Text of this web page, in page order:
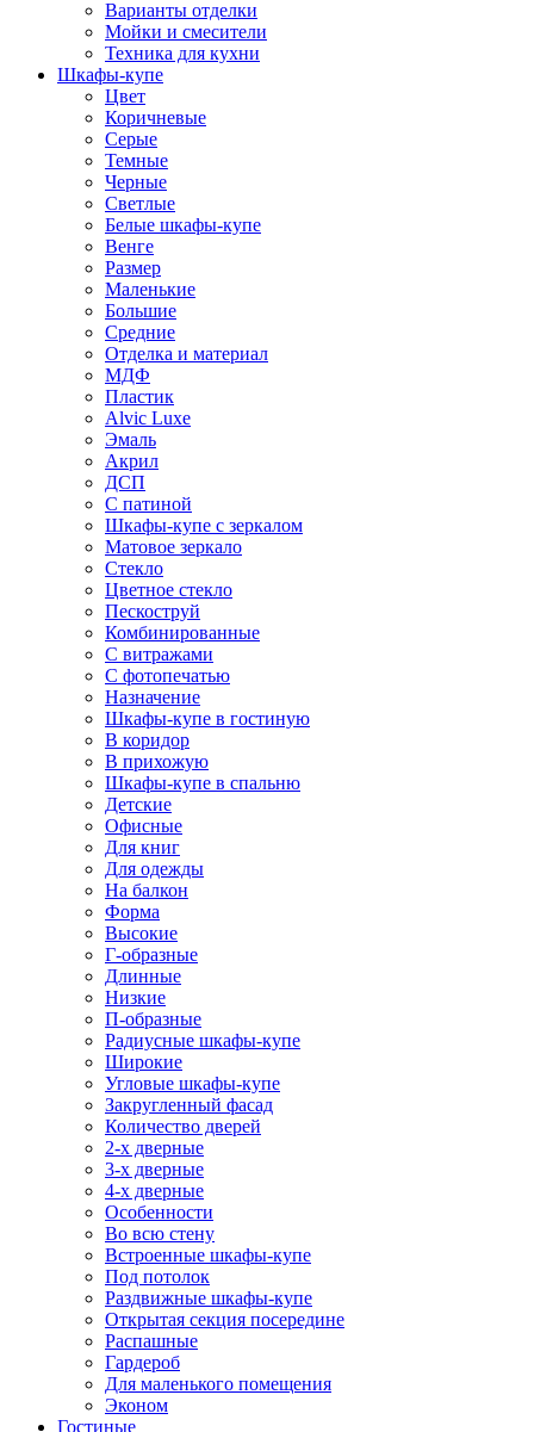
Варианты отделки
Мойки и смесители
Техника для кухни
Шкафы-купе
Цвет
Коричневые
Серые
Темные
Черные
Светлые
Белые шкафы-купе
Венге
Размер
Маленькие
Большие
Средние
Отделка и материал
МДФ
Пластик
Alvic Luxe
Эмаль
Акрил
ДСП
С патиной
Шкафы-купе с зеркалом
Матовое зеркало
Стекло
Цветное стекло
Пескоструй
Комбинированные
С витражами
С фотопечатью
Назначение
Шкафы-купе в гостиную
В коридор
В прихожую
Шкафы-купе в спальню
Детские
Офисные
Для книг
Для одежды
На балкон
Форма
Высокие
Г-образные
Длинные
Низкие
П-образные
Радиусные шкафы-купе
Широкие
Угловые шкафы-купе
Закругленный фасад
Количество дверей
2-х дверные
3-х дверные
4-х дверные
Особенности
Во всю стену
Встроенные шкафы-купе
Под потолок
Раздвижные шкафы-купе
Открытая секция посередине
Распашные
Гардероб
Для маленького помещения
Эконом
Гостиные